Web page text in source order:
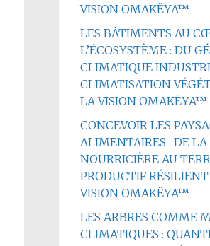
VISION OMAKËYA™
LES BÂTIMENTS AU
L’ÉCOSYSTÈME : DU
CLIMATIQUE
CLIMATISATION
LA VISION OMAKËYA™
CONCEVOIR LES
ALIMENTAIRES : DE LA
NOURRICIÈRE AU
PRODUCTIF
VISION OMAKËYA™
LES ARBRES COMME
CLIMATIQUES :